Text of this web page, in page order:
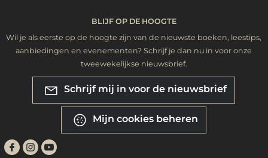
BLIJF OP DE HOOGTE
Wil je als eerste op de hoogte zijn van de nieuwste boeken, leestips,
aanbiedingen en evenementen? Schrijf je dan nu in voor onze
tweewekelijkse nieuwsbrief.
Schrijf mij in voor de nieuwsbrief
Mijn cookies beheren